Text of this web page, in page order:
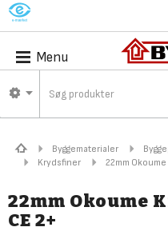
M
Menu
Byggematerialer
Krydsfiner
22mm
22mm Okoume
CE 2+